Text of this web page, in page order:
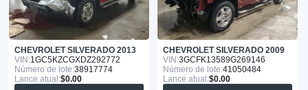
CHEVROLET SILVERADO 2013
VIN:1GC5KZCGXDZ292772
Número de lote:38917774
Lance atual:$0.00
CHEVROLET SILVERADO 2009
VIN:3GCFK13589G269146
Número de lote:41050484
Lance atual:$0.00